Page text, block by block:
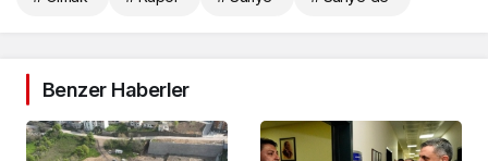
Benzer Haberler